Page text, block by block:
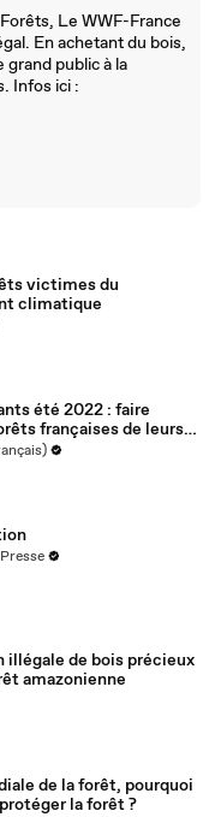
Le WWF-France
En achetant du bois,
grand public à la
Infos ici :
victimes du
climatique
été 2022 : faire
françaises de leurs
illégale de bois précieux
amazonienne
de la forêt, pourquoi
la forêt ?